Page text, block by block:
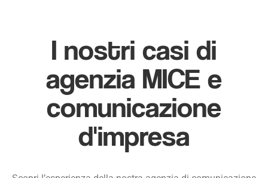
I nostri casi di
agenzia MICE e
comunicazione
d'impresa